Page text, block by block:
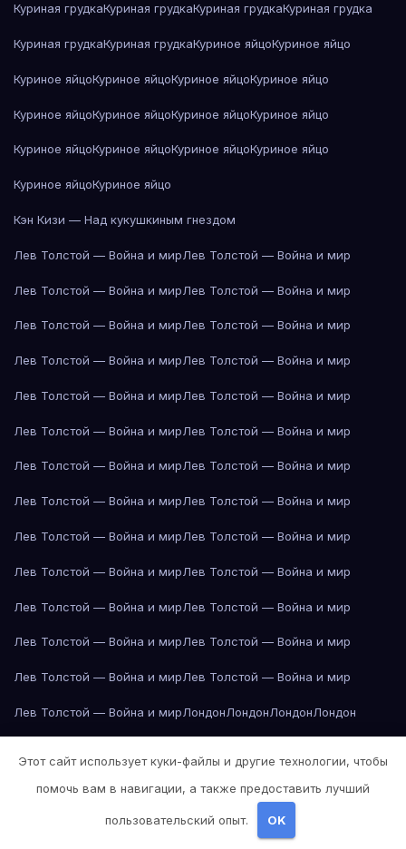
Куриная грудкаКуриная грудкаКуриная грудкаКуриная грудка
Куриная грудкаКуриная грудкаКуриное яйцоКуриное яйцо
Куриное яйцоКуриное яйцоКуриное яйцоКуриное яйцо
Куриное яйцоКуриное яйцоКуриное яйцоКуриное яйцо
Куриное яйцоКуриное яйцоКуриное яйцоКуриное яйцо
Куриное яйцоКуриное яйцо
Кэн Кизи — Над кукушкиным гнездом
Лев Толстой — Война и мирЛев Толстой — Война и мир
Лев Толстой — Война и мирЛев Толстой — Война и мир
Лев Толстой — Война и мирЛев Толстой — Война и мир
Лев Толстой — Война и мирЛев Толстой — Война и мир
Лев Толстой — Война и мирЛев Толстой — Война и мир
Лев Толстой — Война и мирЛев Толстой — Война и мир
Лев Толстой — Война и мирЛев Толстой — Война и мир
Лев Толстой — Война и мирЛев Толстой — Война и мир
Лев Толстой — Война и мирЛев Толстой — Война и мир
Лев Толстой — Война и мирЛев Толстой — Война и мир
Лев Толстой — Война и мирЛев Толстой — Война и мир
Лев Толстой — Война и мирЛев Толстой — Война и мир
Лев Толстой — Война и мирЛев Толстой — Война и мир
Лев Толстой — Война и мирЛондонЛондонЛондонЛондон
Лос-Анджелес
Лос-АнджелесЛос-АнджелесЛос-Анджелес
Этот сайт использует куки-файлы и другие технологии, чтобы
помочь вам в навигации, а также предоставить лучший
пользовательский опыт. OK